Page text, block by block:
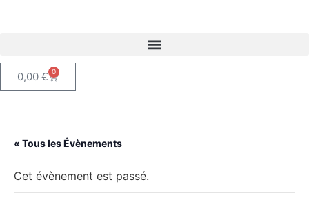
0,00 € 0
« Tous les Évènements
Cet évènement est passé.